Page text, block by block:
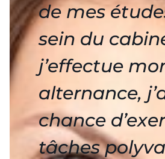
de mes
sein du
j’effectue
alternance,
chance
tâches